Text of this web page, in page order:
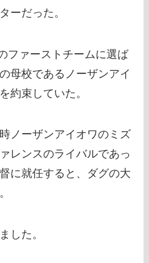
ーだった。
ファーストチームに選ば
母校であるノーザンアイ
約束していた。
ノーザンアイオワのミズ
レンスのライバルであっ
に就任すると、ダグの大
した。